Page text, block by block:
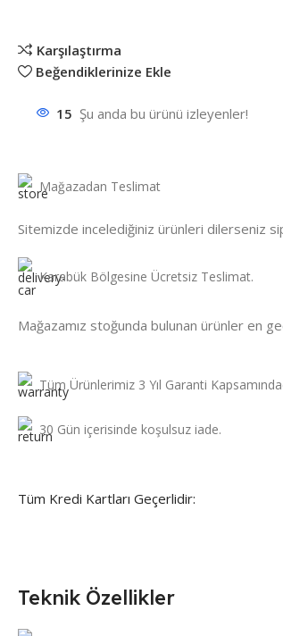
Karşılaştırma
Beğendiklerinize Ekle
15 Şu anda bu ürünü izleyenler!
Mağazadan Teslimat
Sitemizde incelediğiniz ürünleri dilerseniz
Karabük Bölgesine Ücretsiz Teslimat.
Mağazamız stoğunda bulunan ürünler en
Tüm Ürünlerimiz 3 Yıl Garanti
30 Gün içerisinde koşulsuz iade.
Tüm Kredi Kartları Geçerlidir:
Teknik Özellikler